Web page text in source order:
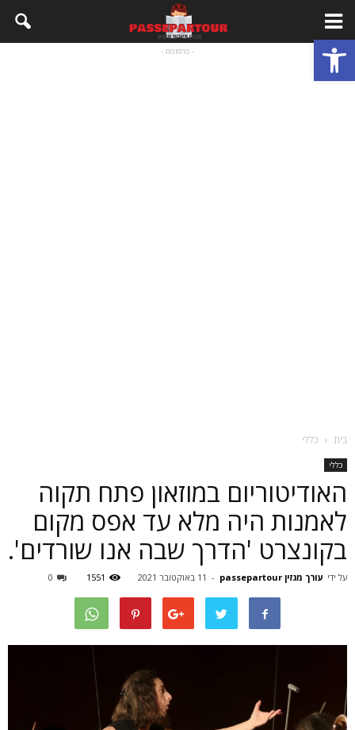
פתח סרגל נגישות - פרסומת -
בית כללי
כללי
האודיטוריום במוזאון פתח תקוה
לאמנות היה מלא עד אפס מקום
בקונצרט 'הדרך שבה אנו שורדים'.
על ידי עורך מגזין passepartour - 11 באוקטובר 2021 1551
0